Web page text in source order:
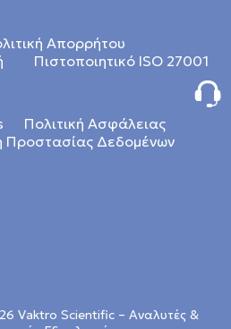
Απορρήτου
Πιστοποιητικό ISO 27001
Πολιτική Ασφάλειας
Προστασίας Δεδομένων
Vaktro Scientific – Αναλυτές &